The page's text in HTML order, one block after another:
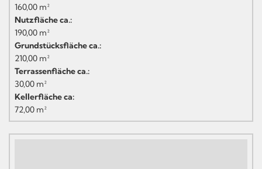
160,00 m²
Nutzfläche ca.:
190,00 m²
Grundstücksfläche ca.:
210,00 m²
Terrassenfläche ca.:
30,00 m²
Kellerfläche ca:
72,00 m²